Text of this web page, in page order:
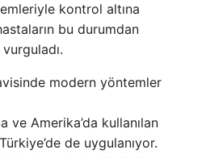
kontrol altına
bu durumdan
modern yöntemler
ve Amerika’da kullanılan
de uygulanıyor.